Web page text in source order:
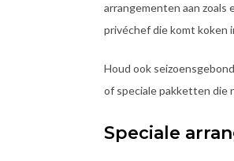
arrangementen aan
privéchef die komt koken
Houd ook
of speciale pakketten die
Speciale